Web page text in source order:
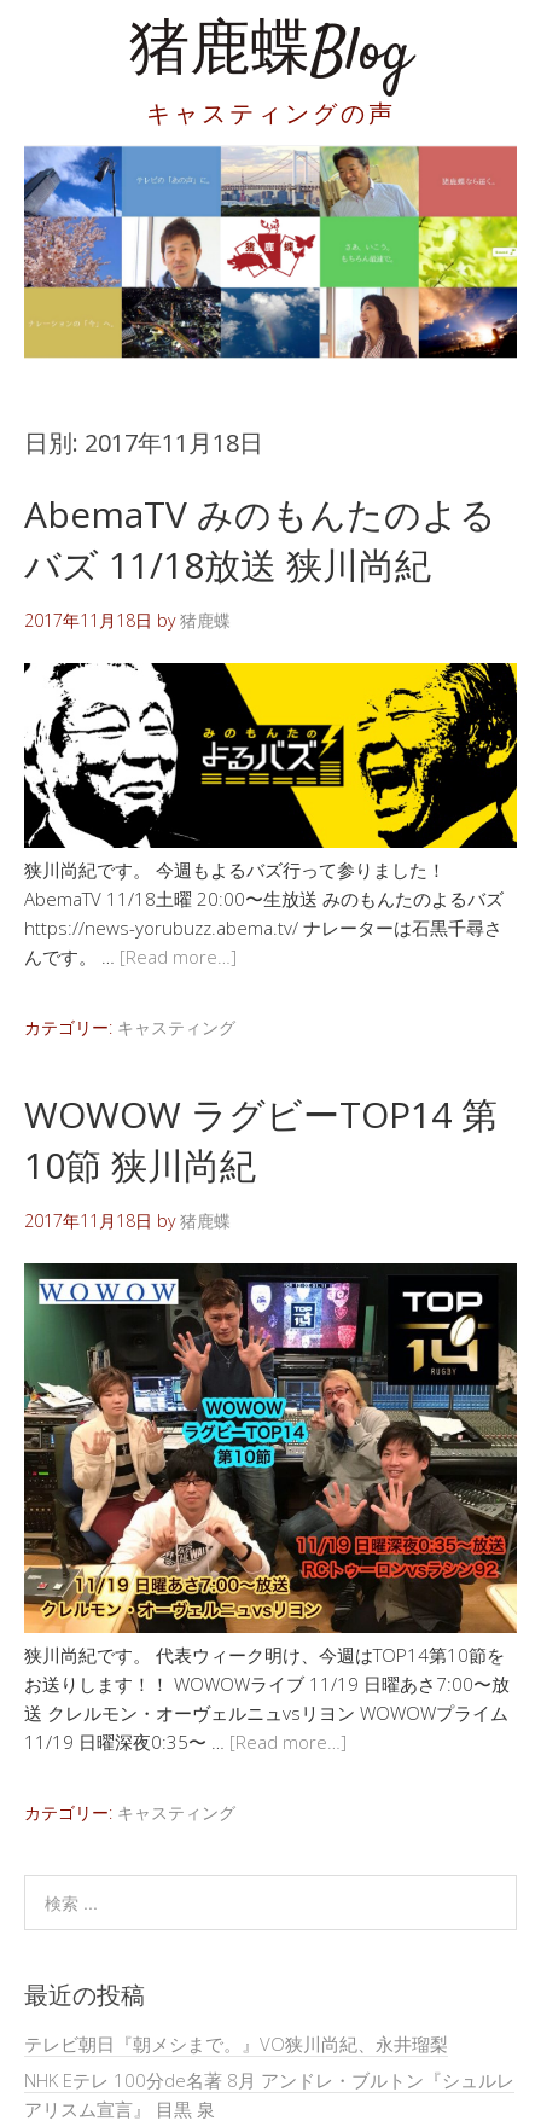
猪鹿蝶Blog
キャスティングの声
日別: 2017年11月18日
AbemaTV みのもんたのよる
バズ 11/18放送 狭川尚紀
2017年11月18日 by猪鹿蝶
狭川尚紀です。 今週もよるバズ行って参りました！
AbemaTV 11/18土曜 20:00〜生放送 みのもんたのよるバズ
https://news-yorubuzz.abema.tv/ ナレーターは石黒千尋さ
んです。 … [Read more…]
カテゴリー: キャスティング
WOWOW ラグビーTOP14 第
10節 狭川尚紀
2017年11月18日 by猪鹿蝶
狭川尚紀です。 代表ウィーク明け、今週はTOP14第10節を
お送りします！！ WOWOWライブ 11/19 日曜あさ7:00〜放
送 クレルモン・オーヴェルニュvsリヨン WOWOWプライム
11/19 日曜深夜0:35〜 … [Read more…]
カテゴリー: キャスティング
最近の投稿
テレビ朝日『朝メシまで。』VO狭川尚紀、永井瑠梨
NHK Eテレ 100分de名著 8月 アンドレ・ブルトン『シュルレ
アリスム宣言』 目黒 泉